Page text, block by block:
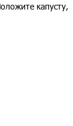
капусту,